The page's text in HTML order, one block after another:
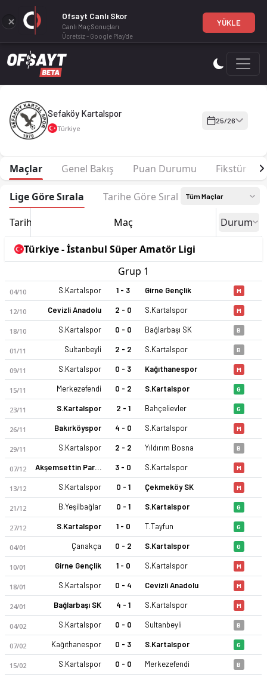
Sefaköy Kartalspor 25-26 sezonu | İstanbul Süper Amatör
Sefaköy Kartalspor 25-26 sezonu | İstanbul Süper Amatör
Sefaköy Kartalspor
Türkiye
25/26
Maçlar Genel Bakış Puan Durumu Fikstür
Lige Göre Sırala Tarihe Göre Sırala Tüm Maçlar
Tarih Maç Durum
Türkiye - İstanbul Süper Amatör Ligi
Grup 1
04/10 S.Kartalspor 1 - 3 Girne Gençlik M
12/10 Cevizli Anadolu 2 - 0 S.Kartalspor M
18/10 S.Kartalspor 0 - 0 Bağlarbaşı SK B
01/11 Sultanbeyli 2 - 2 S.Kartalspor B
09/11 S.Kartalspor 0 - 3 Kağıthanespor M
15/11 Merkezefendi 0 - 2 S.Kartalspor G
23/11 S.Kartalspor 2 - 1 Bahçelievler G
26/11 Bakırköyspor 4 - 0 S.Kartalspor M
29/11 S.Kartalspor 2 - 2 Yıldırım Bosna B
07/12 Akşemsettin Parseller 3 - 0 S.Kartalspor M
13/12 S.Kartalspor 0 - 1 Çekmeköy SK M
21/12 B.Yeşilbağlar 0 - 1 S.Kartalspor G
27/12 S.Kartalspor 1 - 0 T.Tayfun G
04/01 Çanakça 0 - 2 S.Kartalspor G
10/01 Girne Gençlik 1 - 0 S.Kartalspor M
18/01 S.Kartalspor 0 - 4 Cevizli Anadolu M
24/01 Bağlarbaşı SK 4 - 1 S.Kartalspor M
04/02 S.Kartalspor 0 - 0 Sultanbeyli B
07/02 Kağıthanespor 0 - 3 S.Kartalspor G
15/02 S.Kartalspor 0 - 0 Merkezefendi B
Ofsayt Canlı Skor
Canlı Maç Sonuçları
Ücretsiz - Google Play'de
YÜKLE